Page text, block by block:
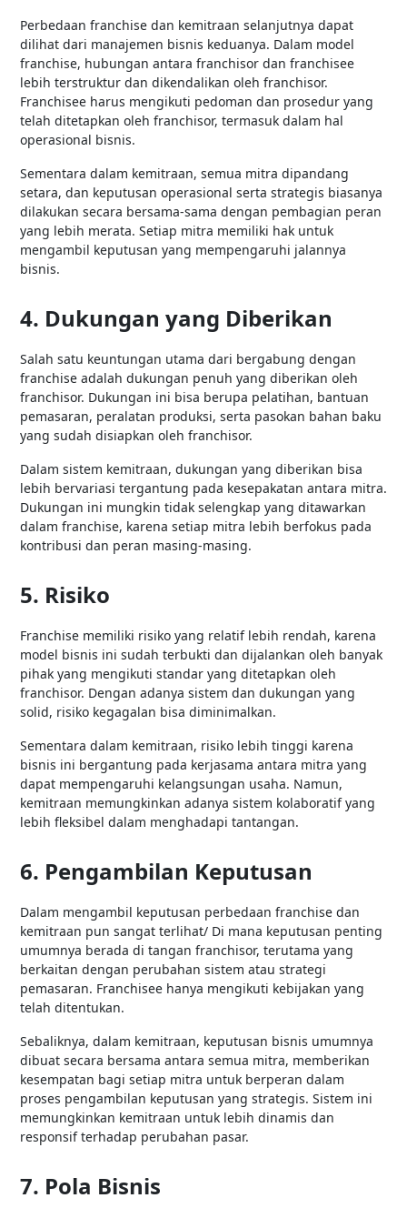
Perbedaan franchise dan kemitraan selanjutnya dapat
dilihat dari manajemen bisnis keduanya. Dalam model
franchise, hubungan antara franchisor dan franchisee
lebih terstruktur dan dikendalikan oleh franchisor.
Franchisee harus mengikuti pedoman dan prosedur yang
telah ditetapkan oleh franchisor, termasuk dalam hal
operasional bisnis.
Sementara dalam kemitraan, semua mitra dipandang
setara, dan keputusan operasional serta strategis biasanya
dilakukan secara bersama-sama dengan pembagian peran
yang lebih merata. Setiap mitra memiliki hak untuk
mengambil keputusan yang mempengaruhi jalannya
bisnis.
4. Dukungan yang Diberikan
Salah satu keuntungan utama dari bergabung dengan
franchise adalah dukungan penuh yang diberikan oleh
franchisor. Dukungan ini bisa berupa pelatihan, bantuan
pemasaran, peralatan produksi, serta pasokan bahan baku
yang sudah disiapkan oleh franchisor.
Dalam sistem kemitraan, dukungan yang diberikan bisa
lebih bervariasi tergantung pada kesepakatan antara mitra.
Dukungan ini mungkin tidak selengkap yang ditawarkan
dalam franchise, karena setiap mitra lebih berfokus pada
kontribusi dan peran masing-masing.
5. Risiko
Franchise memiliki risiko yang relatif lebih rendah, karena
model bisnis ini sudah terbukti dan dijalankan oleh banyak
pihak yang mengikuti standar yang ditetapkan oleh
franchisor. Dengan adanya sistem dan dukungan yang
solid, risiko kegagalan bisa diminimalkan.
Sementara dalam kemitraan, risiko lebih tinggi karena
bisnis ini bergantung pada kerjasama antara mitra yang
dapat mempengaruhi kelangsungan usaha. Namun,
kemitraan memungkinkan adanya sistem kolaboratif yang
lebih fleksibel dalam menghadapi tantangan.
6. Pengambilan Keputusan
Dalam mengambil keputusan perbedaan franchise dan
kemitraan pun sangat terlihat/ Di mana keputusan penting
umumnya berada di tangan franchisor, terutama yang
berkaitan dengan perubahan sistem atau strategi
pemasaran. Franchisee hanya mengikuti kebijakan yang
telah ditentukan.
Sebaliknya, dalam kemitraan, keputusan bisnis umumnya
dibuat secara bersama antara semua mitra, memberikan
kesempatan bagi setiap mitra untuk berperan dalam
proses pengambilan keputusan yang strategis. Sistem ini
memungkinkan kemitraan untuk lebih dinamis dan
responsif terhadap perubahan pasar.
7. Pola Bisnis